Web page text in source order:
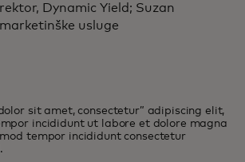
Dynamic Yield; Suzan
usluge
sit amet, consectetur” adipiscing elit,
incididunt ut labore et dolore magna
tempor incididunt consectetur